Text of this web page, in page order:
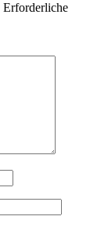
Erforderliche